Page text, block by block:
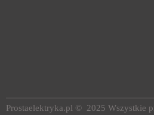
Prostaelektryka.pl © 2025 Wszystkie